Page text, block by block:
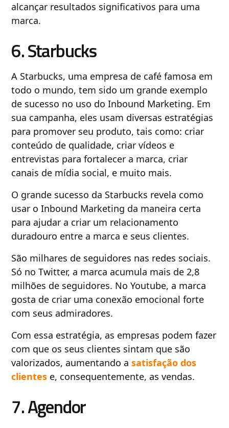
alcançar resultados significativos para uma
marca.
6. Starbucks
A Starbucks, uma empresa de café famosa em
todo o mundo, tem sido um grande exemplo
de sucesso no uso do Inbound Marketing. Em
sua campanha, eles usam diversas estratégias
para promover seu produto, tais como: criar
conteúdo de qualidade, criar vídeos e
entrevistas para fortalecer a marca, criar
canais de mídia social, e muito mais.
O grande sucesso da Starbucks revela como
usar o Inbound Marketing da maneira certa
para ajudar a criar um relacionamento
duradouro entre a marca e seus clientes.
São milhares de seguidores nas redes sociais.
Só no Twitter, a marca acumula mais de 2,8
milhões de seguidores. No Youtube, a marca
gosta de criar uma conexão emocional forte
com seus admiradores.
Com essa estratégia, as empresas podem fazer
com que os seus clientes sintam que são
valorizados, aumentando asatisfação dos
clientes e, consequentemente, as vendas.
7. Agendor